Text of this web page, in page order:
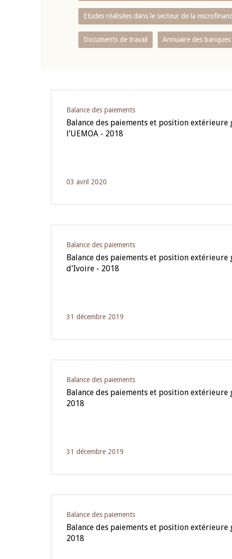
Etudes réalisées dans le secteur de la
Documents de travail Annuaire des
Balance des paiements
Balance des paiements et position extérieure
l’UEMOA - 2018
03 avril 2020
Balance des paiements
Balance des paiements et position extérieure
d'Ivoire - 2018
31 décembre 2019
Balance des paiements
Balance des paiements et position
2018
31 décembre 2019
Balance des paiements
Balance des paiements et position extérieure
2018